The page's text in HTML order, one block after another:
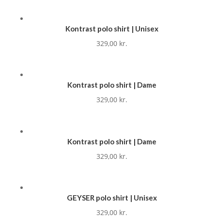
Kontrast polo shirt | Unisex
329,00 kr.
Kontrast polo shirt | Dame
329,00 kr.
Kontrast polo shirt | Dame
329,00 kr.
GEYSER polo shirt | Unisex
329,00 kr.